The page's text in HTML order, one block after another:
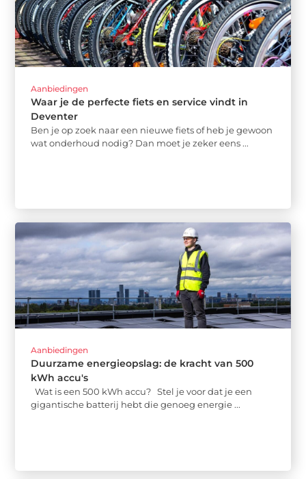
Aanbiedingen
Waar je de perfecte fiets en service vindt in
Deventer
Ben je op zoek naar een nieuwe fiets of heb je gewoon
wat onderhoud nodig? Dan moet je zeker eens ...
Aanbiedingen
Duurzame energieopslag: de kracht van 500
kWh accu's
Wat is een 500 kWh accu? Stel je voor dat je een
gigantische batterij hebt die genoeg energie ...